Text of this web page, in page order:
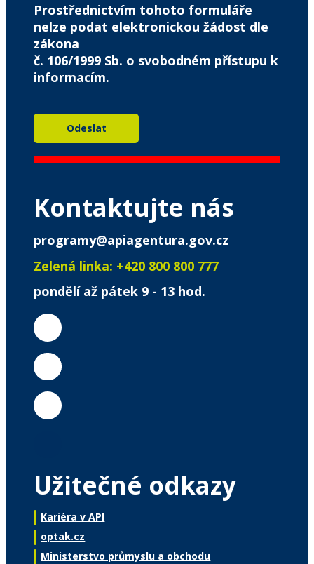
Prostřednictvím tohoto formuláře
nelze podat elektronickou žádost dle
zákona
č. 106/1999 Sb. o svobodném přístupu k
informacím.
Kontaktujte nás
programy@apiagentura.gov.cz
Zelená linka: +420 800 800 777
pondělí až pátek 9 - 13 hod.
Užitečné odkazy
Kariéra v API
optak.cz
Ministerstvo průmyslu a obchodu